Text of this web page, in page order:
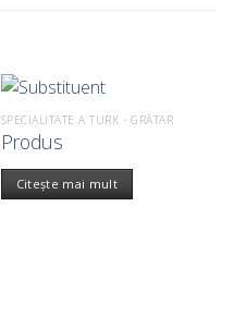
SPECIALITATE A TURK - GRĂTAR
Produs
Citește mai mult